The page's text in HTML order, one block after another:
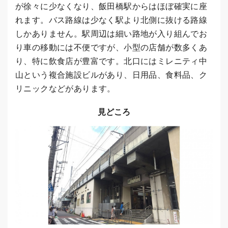
が徐々に少なくなり、飯田橋駅からはほぼ確実に座
れます。バス路線は少なく駅より北側に抜ける路線
しかありません。駅周辺は細い路地が入り組んでお
り車の移動には不便ですが、小型の店舗が数多くあ
り、特に飲食店が豊富です。北口にはミレニティ中
山という複合施設ビルがあり、日用品、食料品、ク
リニックなどがあります。
見どころ